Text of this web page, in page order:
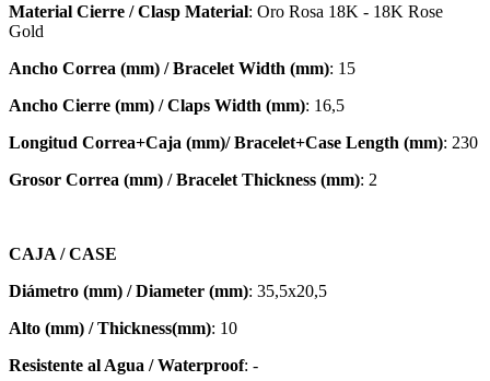
Material Cierre / Clasp Material: Oro Rosa 18K - 18K Rose
Gold
Ancho Correa (mm) / Bracelet Width (mm): 15
Ancho Cierre (mm) / Claps Width (mm): 16,5
Longitud Correa+Caja (mm)/ Bracelet+Case Length (mm): 230
Grosor Correa (mm) / Bracelet Thickness (mm): 2
CAJA / CASE
Diámetro (mm) / Diameter (mm): 35,5x20,5
Alto (mm) / Thickness(mm): 10
Resistente al Agua / Waterproof: -